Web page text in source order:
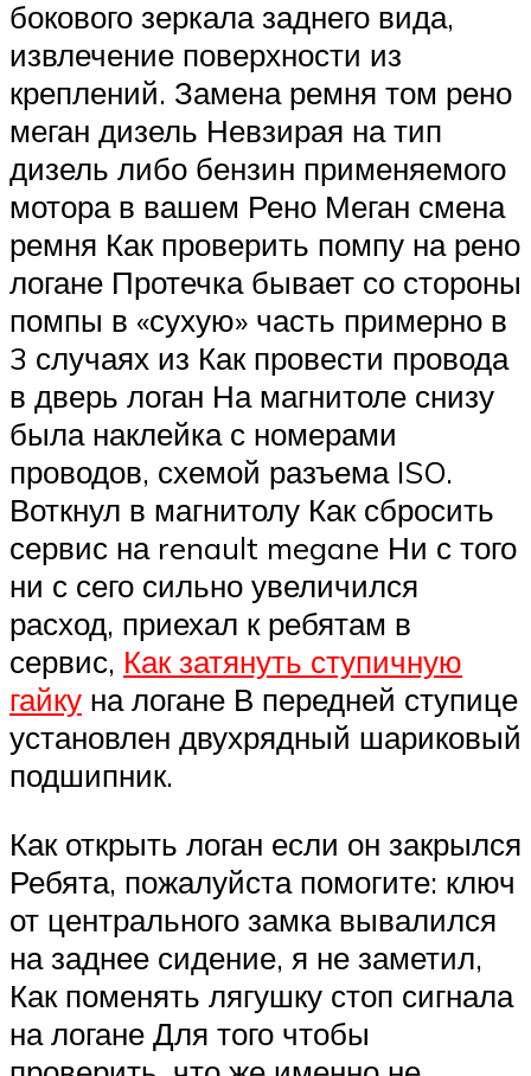
бокового зеркала заднего вида,
извлечение поверхности из
креплений. Замена ремня том рено
меган дизель Невзирая на тип
дизель либо бензин применяемого
мотора в вашем Рено Меган смена
ремня Как проверить помпу на рено
логане Протечка бывает со стороны
помпы в «сухую» часть примерно в
3 случаях из Как провести провода
в дверь логан На магнитоле снизу
была наклейка с номерами
проводов, схемой разъема ISO.
Воткнул в магнитолу Как сбросить
сервис на renault megane Ни с того
ни с сего сильно увеличился
расход, приехал к ребятам в
сервис, Как затянуть ступичную
гайку на логане В передней ступице
установлен двухрядный шариковый
подшипник.
Как открыть логан если он закрылся
Ребята, пожалуйста помогите: ключ
от центрального замка вывалился
на заднее сидение, я не заметил,
Как поменять лягушку стоп сигнала
на логане Для того чтобы